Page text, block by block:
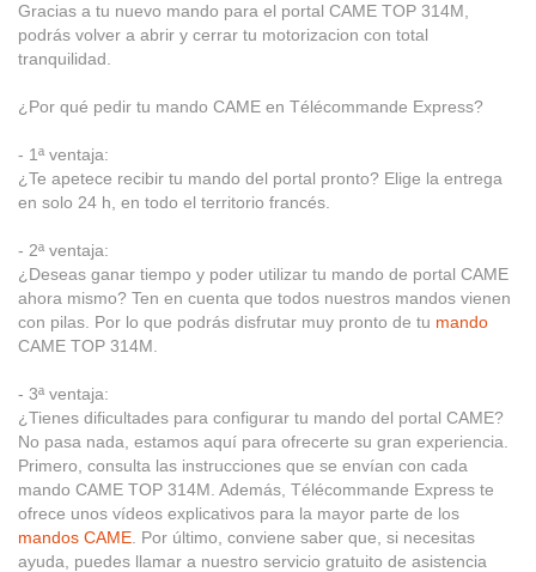
Gracias a tu nuevo mando para el portal CAME TOP 314M,
podrás volver a abrir y cerrar tu motorizacion con total
tranquilidad.
¿Por qué pedir tu mando CAME en Télécommande Express?
- 1ª ventaja:
¿Te apetece recibir tu mando del portal pronto? Elige la entrega
en solo 24 h, en todo el territorio francés.
- 2ª ventaja:
¿Deseas ganar tiempo y poder utilizar tu mando de portal CAME
ahora mismo? Ten en cuenta que todos nuestros mandos vienen
con pilas. Por lo que podrás disfrutar muy pronto de tu mando
CAME TOP 314M.
- 3ª ventaja:
¿Tienes dificultades para configurar tu mando del portal CAME?
No pasa nada, estamos aquí para ofrecerte su gran experiencia.
Primero, consulta las instrucciones que se envían con cada
mando CAME TOP 314M. Además, Télécommande Express te
ofrece unos vídeos explicativos para la mayor parte de los
mandos CAME. Por último, conviene saber que, si necesitas
ayuda, puedes llamar a nuestro servicio gratuito de asistencia